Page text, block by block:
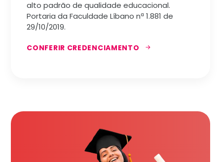
alto padrão de qualidade educacional.
Portaria da Faculdade Líbano nª 1.881 de
29/10/2019.
CONFERIR CREDENCIAMENTO